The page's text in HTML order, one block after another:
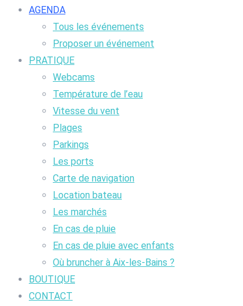
AGENDA
Tous les événements
Proposer un événement
PRATIQUE
Webcams
Température de l’eau
Vitesse du vent
Plages
Parkings
Les ports
Carte de navigation
Location bateau
Les marchés
En cas de pluie
En cas de pluie avec enfants
Où bruncher à Aix-les-Bains ?
BOUTIQUE
CONTACT